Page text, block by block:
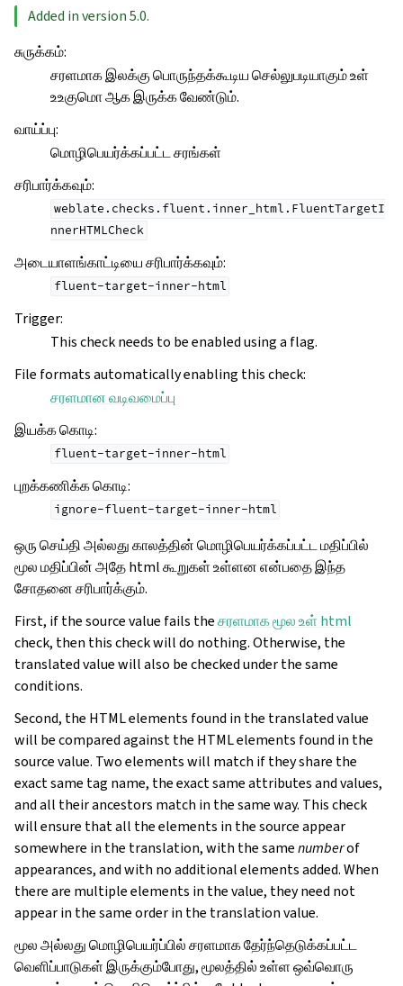
Added in version 5.0.
சுருக்கம்:
சரளமாக இலக்கு பொருந்தக்கூடிய செல்லுபடியாகும் உள்
உஉகுமொ ஆக இருக்க வேண்டும்.
வாய்ப்பு:
மொழிபெயர்க்கப்பட்ட சரங்கள்
சரிபார்க்கவும்:
weblate.checks.fluent.inner_html.FluentTargetI
nnerHTMLCheck
அடையாளங்காட்டியை சரிபார்க்கவும்:
fluent-target-inner-html
Trigger:
This check needs to be enabled using a flag.
File formats automatically enabling this check:
சரளமான வடிவமைப்பு
இயக்க கொடி:
fluent-target-inner-html
புறக்கணிக்க கொடி:
ignore-fluent-target-inner-html
ஒரு செய்தி அல்லது காலத்தின் மொழிபெயர்க்கப்பட்ட மதிப்பில்
மூல மதிப்பின் அதே html கூறுகள் உள்ளன என்பதை இந்த
சோதனை சரிபார்க்கும்.
First, if the source value fails theசரளமாக மூல உள் html
check, then this check will do nothing. Otherwise, the
translated value will also be checked under the same
conditions.
Second, the HTML elements found in the translated value
will be compared against the HTML elements found in the
source value. Two elements will match if they share the
exact same tag name, the exact same attributes and values,
and all their ancestors match in the same way. This check
will ensure that all the elements in the source appear
somewhere in the translation, with the samenumberof
appearances, and with no additional elements added. When
there are multiple elements in the value, they need not
appear in the same order in the translation value.
மூல அல்லது மொழிபெயர்ப்பில் சரளமாக தேர்ந்தெடுக்கப்பட்ட
வெளிப்பாடுகள் இருக்கும்போது, மூலத்தில் உள்ள ஒவ்வொரு